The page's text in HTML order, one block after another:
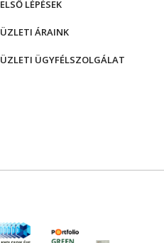
ELSŐ LÉPÉSEK
ÜZLETI ÁRAINK
ÜZLETI ÜGYFÉLSZOLGÁLAT